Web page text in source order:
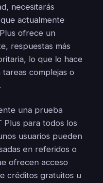
necesitarás
actualmente
ofrece un
respuestas más
lo que lo hace
complejas o
una prueba
Plus para todos los
usuarios pueden
en referidos o
ofrecen acceso
créditos gratuitos u